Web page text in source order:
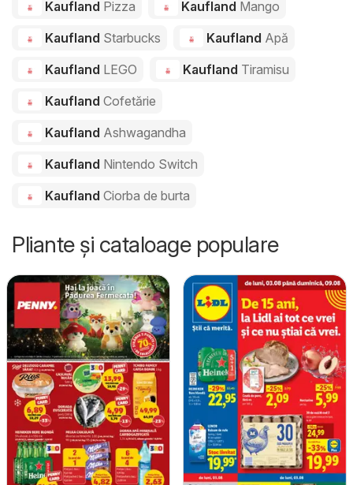
Kaufland Pizza Kaufland Mango
Kaufland Starbucks Kaufland Apă
Kaufland LEGO Kaufland Tiramisu
Kaufland Cofetărie
Kaufland Ashwagandha
Kaufland Nintendo Switch
Kaufland Ciorba de burta
Pliante și cataloage populare